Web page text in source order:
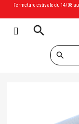
Fermeture estivale du 14/08 au
search
search